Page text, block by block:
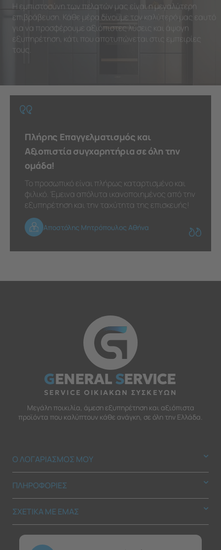
Η εμπιστοσύνη των πελατών μας είναι η μεγαλύτερη
επιβράβευση. Κάθε μέρα δίνουμε τον καλύτερό μας εαυτό
για να προσφέρουμε αξιόπιστες λύσεις και άψογη
εξυπηρέτηση, κάτι που αποτυπώνεται στις εμπειρίες
τους.
Πλήρης Επαγγελματισμός και
Αξιοπιστία συγχαρητήρια σε όλη την
ομάδα!
Το προσωπικό είναι πλήρως καταρτισμένο και
φιλικό. Έμεινα απόλυτα ικανοποιημένος από την
εξυπηρέτηση και την ταχύτητα της επισκευής!
Αποστόλης Μητρόπουλος Αθήνα
GENERALSERVICE
SERVICE ΟΙΚΙΑΚΩΝ ΣΥΣΚΕΥΩΝ
Μεγάλη ποικιλία, άμεση εξυπηρέτηση και αξιόπιστα
προϊόντα που καλύπτουν κάθε ανάγκη, σε όλη την Ελλάδα.
Ο ΛΟΓΑΡΙΑΣΜΟΣ ΜΟΥ
ΠΛΗΡΟΦΟΡΙΕΣ
ΣΧΕΤΙΚΑ ΜΕ ΕΜΑΣ